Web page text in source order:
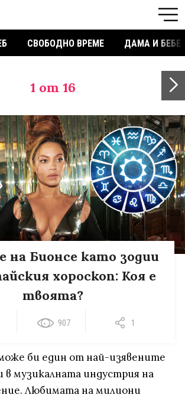
СВОБОДНО ВРЕМЕ ДАМА И БЕБЕ
1 от 16
на Бионсе като зодии
хороскоп: Коя е
твоята?
907 1
би един от най-изявените
музикалната индустрия на
Любимата на милиони